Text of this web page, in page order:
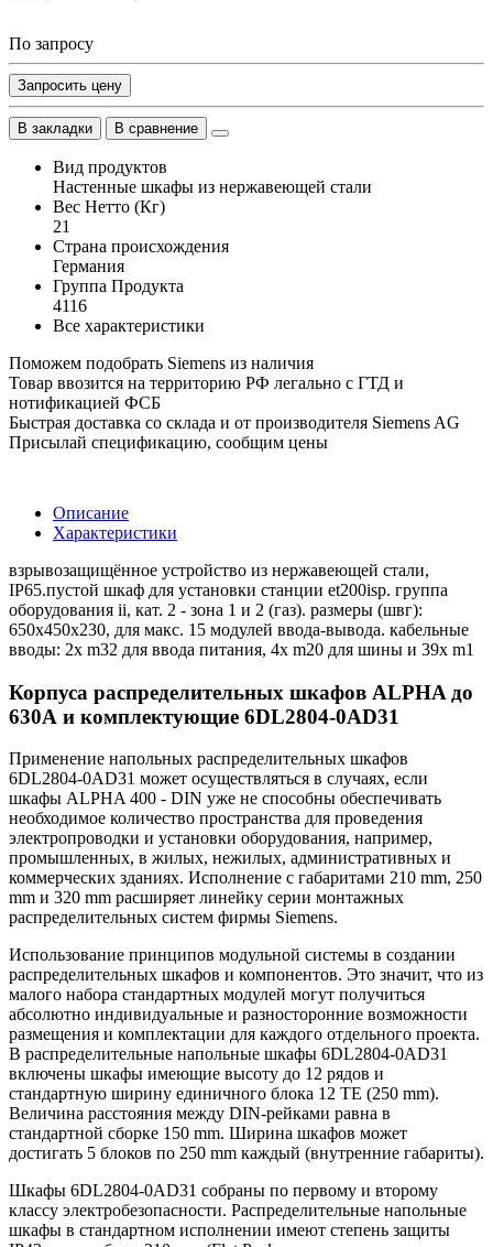
По запросу
Запросить цену
В закладки В сравнение
Вид продуктов
Настенные шкафы из нержавеющей стали
Вес Нетто (Кг)
21
Страна происхождения
Германия
Группа Продукта
4116
Все характеристики
Поможем подобрать Siemens из наличия
Товар ввозится на территорию РФ легально с ГТД и
нотификацией ФСБ
Быстрая доставка со склада и от производителя Siemens AG
Присылай спецификацию, сообщим цены
Описание
Характеристики
взрывозащищённое устройство из нержавеющей стали,
IP65.пустой шкаф для установки станции et200isp. группа
оборудования ii, кат. 2 - зона 1 и 2 (газ). размеры (швг):
650x450x230, для макс. 15 модулей ввода-вывода. кабельные
вводы: 2x m32 для ввода питания, 4x m20 для шины и 39x m1
Корпуса распределительных шкафов ALPHA до
630А и комплектующие 6DL2804-0AD31
Применение напольных распределительных шкафов
6DL2804-0AD31 может осуществляться в случаях, если
шкафы ALPHA 400 - DIN уже не способны обеспечивать
необходимое количество пространства для проведения
электропроводки и установки оборудования, например,
промышленных, в жилых, нежилых, административных и
коммерческих зданиях. Исполнение с габаритами 210 mm, 250
mm и 320 mm расширяет линейку серии монтажных
распределительных систем фирмы Siemens.
Использование принципов модульной системы в создании
распределительных шкафов и компонентов. Это значит, что из
малого набора стандартных модулей могут получиться
абсолютно индивидуальные и разносторонние возможности
размещения и комплектации для каждого отдельного проекта.
В распределительные напольные шкафы 6DL2804-0AD31
включены шкафы имеющие высоту до 12 рядов и
стандартную ширину единичного блока 12 TE (250 mm).
Величина расстояния между DIN-рейками равна в
стандартной сборке 150 mm. Ширина шкафов может
достигать 5 блоков по 250 mm каждый (внутренние габариты).
Шкафы 6DL2804-0AD31 собраны по первому и второму
классу электробезопасности. Распределительные напольные
шкафы в стандартном исполнении имеют степень защиты